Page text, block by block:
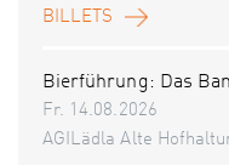
BILLETS
Bierführung: Das
Fr. 14.08.2026
AGILädla Alte